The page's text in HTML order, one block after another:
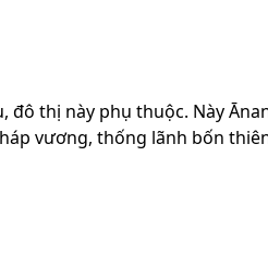
đô thị này phụ thuộc. Này
vương, thống lãnh bốn